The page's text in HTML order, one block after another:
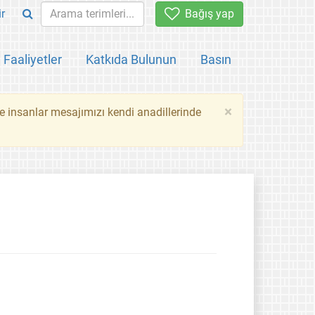
Bağış yap
Faaliyetler Katkıda Bulunun Basın
×
insanlar mesajımızı kendi anadillerinde